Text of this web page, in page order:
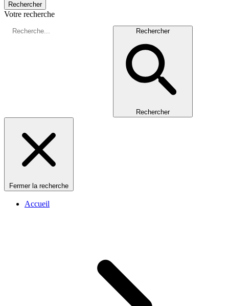
Rechercher
Votre recherche
Rechercher
Rechercher
Fermer la recherche
Accueil